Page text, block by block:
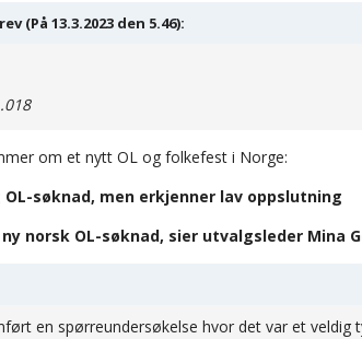
(På 13.3.2023 den 5.46):
om et nytt OL og folkefest i Norge:
søknad, men erkjenner lav oppslutning
norsk OL-søknad, sier utvalgsleder Mina
en spørreundersøkelse hvor det var et